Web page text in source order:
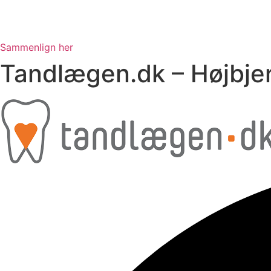
Sammenlign her
Tandlægen.dk –